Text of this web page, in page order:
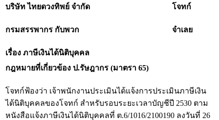
บริษัท ไทยดวงทิพย์ จำกัด
โจทก์
กรมสรรพากร กับพวก จำเลย
เรื่อง ภาษีเงินได้นิติบุคคล
กฎหมายที่เกี่ยวข้อง ป.รัษฎากร (มาตรา 65)
โจทก์ฟ้องว่า เจ้าพนักงานประเมินได้แจ้งการประเมินภาษีเงิน
ได้นิติบุคคลของโจทก์ สำหรับรอบระยะเวลาบัญชีปี 2530 ตาม
หนังสือแจ้งภาษีเงินได้นิติบุคคลที่ ต.6/1016/2100190 ลงวันที่ 26